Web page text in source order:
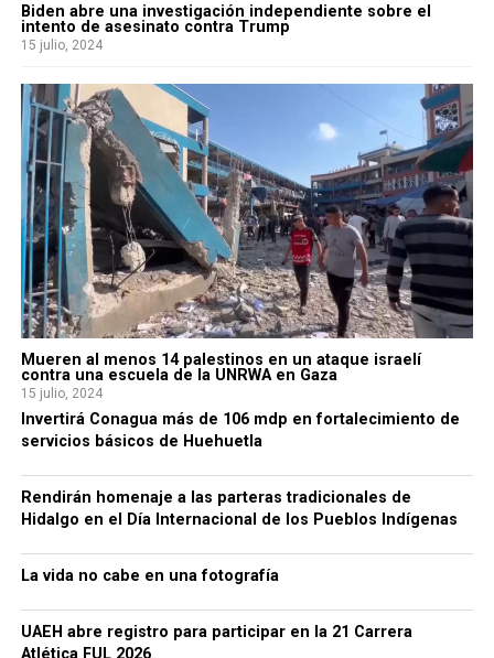
Biden abre una investigación independiente sobre el
intento de asesinato contra Trump
15 julio, 2024
Mueren al menos 14 palestinos en un ataque israelí
contra una escuela de la UNRWA en Gaza
15 julio, 2024
Invertirá Conagua más de 106 mdp en fortalecimiento de
servicios básicos de Huehuetla
Rendirán homenaje a las parteras tradicionales de
Hidalgo en el Día Internacional de los Pueblos Indígenas
La vida no cabe en una fotografía
UAEH abre registro para participar en la 21 Carrera
Atlética FUL 2026